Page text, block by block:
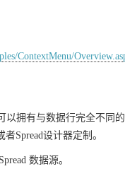
ContextMenu/
以拥有与数据行完全不同
Spread设计器定制。
数据源。